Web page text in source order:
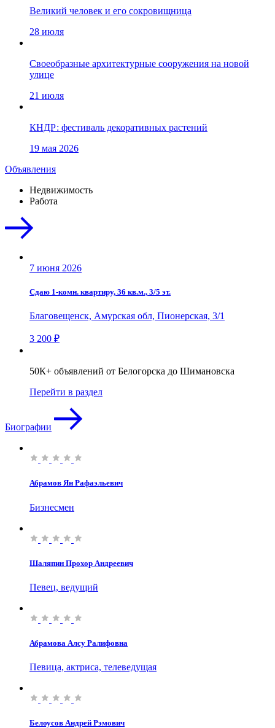
Великий человек и его сокровищница
28 июля
Своеобразные архитектурные сооружения на новой
улице
21 июля
КНДР: фестиваль декоративных растений
19 мая 2026
Объявления
Недвижимость
Работа
7 июня 2026
Сдаю 1-комн. квартиру, 36 кв.м., 3/5 эт.
Благовещенск, Амурская обл, Пионерская, 3/1
3 200 ₽
50К+ объявлений от Белогорска до Шимановска
Перейти в раздел
Биографии
Абрамов Ян Рафаэльевич
Бизнесмен
Шаляпин Прохор Андреевич
Певец, ведущий
Абрамова Алсу Ралифовна
Певица, актриса, телеведущая
Белоусов Андрей Рэмович